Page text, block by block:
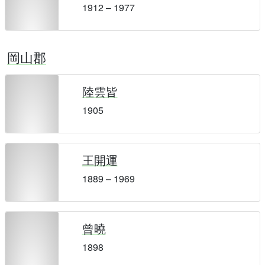
1912 – 1977
岡山郡
陸雲皆
1905
王開運
1889 – 1969
曾曉
1898